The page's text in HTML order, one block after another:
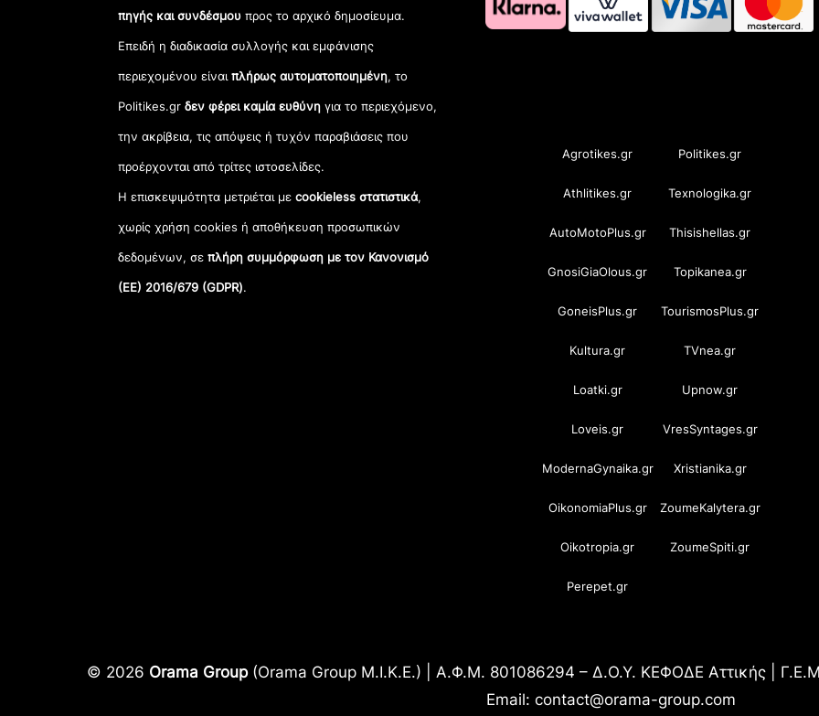
πηγής και συνδέσμου προς το αρχικό δημοσίευμα.
Επειδή η διαδικασία συλλογής και εμφάνισης
περιεχομένου είναιπλήρως αυτοματοποιημένη, το
Politikes.grδεν φέρει καμία ευθύνη για το περιεχόμενο,
την ακρίβεια, τις απόψεις ή τυχόν παραβιάσεις που
προέρχονται από τρίτες ιστοσελίδες.
Η επισκεψιμότητα μετριέται μεcookieless στατιστικά,
χωρίς χρήση cookies ή αποθήκευση προσωπικών
δεδομένων, σεπλήρη συμμόρφωση με τον Κανονισμό
(ΕΕ) 2016/679 (GDPR).
Agrotikes.gr Politikes.gr
Athlitikes.gr Texnologika.gr
AutoMotoPlus.gr Thisishellas.gr
GnosiGiaOlous.gr Topikanea.gr
GoneisPlus.gr TourismosPlus.gr
Kultura.gr TVnea.gr
Loatki.gr Upnow.gr
Loveis.gr VresSyntages.gr
ModernaGynaika.gr Xristianika.gr
OikonomiaPlus.gr ZoumeKalytera.gr
Oikotropia.gr ZoumeSpiti.gr
Perepet.gr
© 2026 Orama Group(Orama Group Μ.Ι.Κ.Ε.) | Α.Φ.Μ. 801086294 – Δ.Ο.Υ. ΚΕΦΟΔΕ Αττικής |
Email: contact@orama-group.com